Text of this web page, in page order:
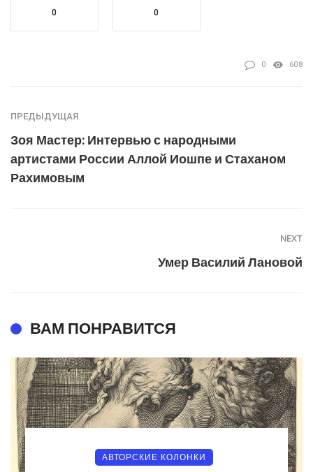
0 0
0 608
ПРЕДЫДУЩАЯ
Зоя Мастер: Интервью с народными
артистами России Аллой Иошпе и Стаханом
Рахимовым
NEXT
Умер Василий Лановой
ВАМ ПОНРАВИТСЯ
АВТОРСКИЕ КОЛОНКИ